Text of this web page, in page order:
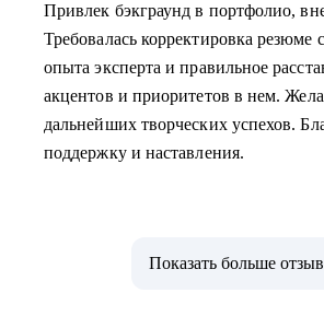
Привлек бэкграунд в портфолио,
Требовалась корректировка резюме
опыта эксперта и правильное
акцентов и приоритетов в нем.
дальнейших творческих успехов.
поддержку и наставления.
Показать больше